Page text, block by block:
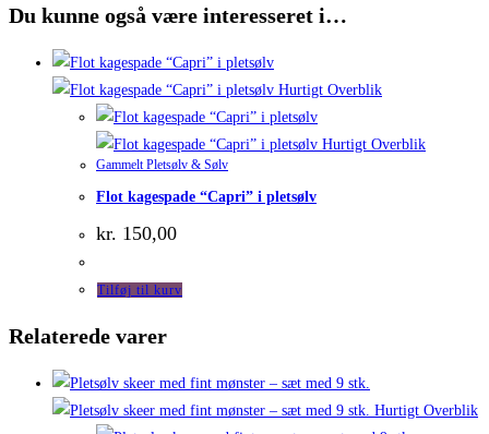
Du kunne også være interesseret i…
Hurtigt Overblik
Hurtigt Overblik
Gammelt Pletsølv & Sølv
Flot kagespade “Capri” i pletsølv
kr. 150,00
Tilføj til kurv
Relaterede varer
Hurtigt Overblik